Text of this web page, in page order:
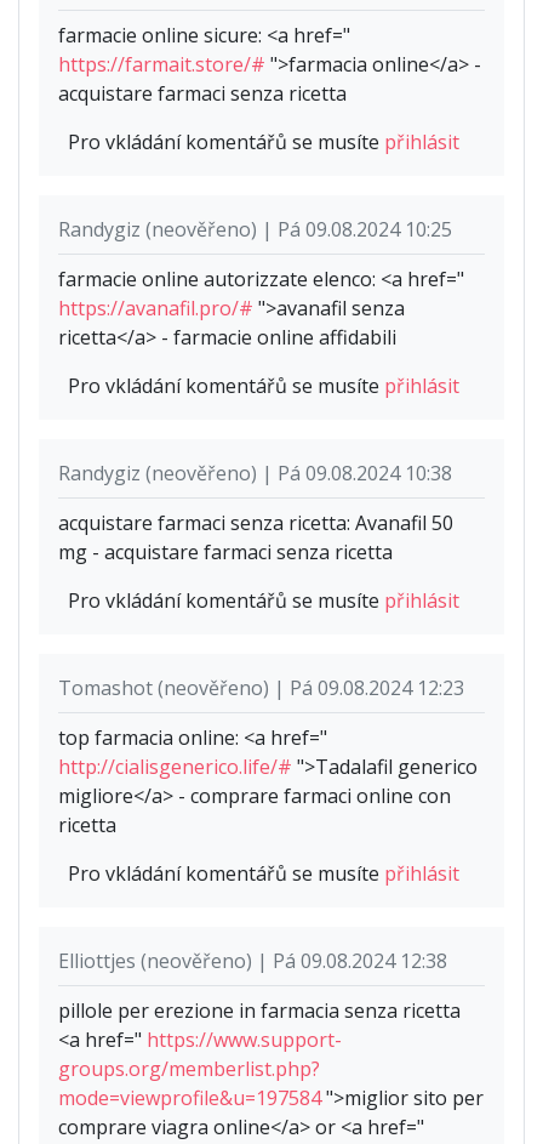
farmacie online sicure: <a href="
https://farmait.store/# ">farmacia online</a> -
acquistare farmaci senza ricetta
Pro vkládání komentářů se musíte přihlásit
Randygiz (neověřeno) | Pá 09.08.2024 10:25
farmacie online autorizzate elenco: <a href="
https://avanafil.pro/# ">avanafil senza
ricetta</a> - farmacie online affidabili
Pro vkládání komentářů se musíte přihlásit
Randygiz (neověřeno) | Pá 09.08.2024 10:38
acquistare farmaci senza ricetta: Avanafil 50
mg - acquistare farmaci senza ricetta
Pro vkládání komentářů se musíte přihlásit
Tomashot (neověřeno) | Pá 09.08.2024 12:23
top farmacia online: <a href="
http://cialisgenerico.life/# ">Tadalafil generico
migliore</a> - comprare farmaci online con
ricetta
Pro vkládání komentářů se musíte přihlásit
Elliottjes (neověřeno) | Pá 09.08.2024 12:38
pillole per erezione in farmacia senza ricetta
<a href=" https://www.support-
groups.org/memberlist.php?
mode=viewprofile&u=197584">miglior sito per
comprare viagra online</a> or <a href="